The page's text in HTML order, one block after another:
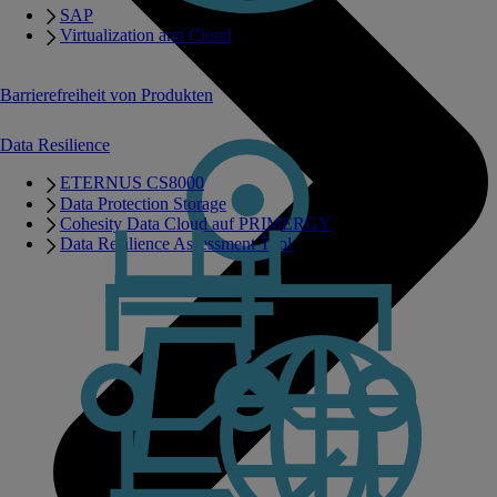
SAP
Virtualization and Cloud
Data Resilience
ETERNUS CS8000
Data Protection Storage
Cohesity Data Cloud auf PRIMERGY
Data Resilience Assessment Tool
Barrierefreiheit von Produkten